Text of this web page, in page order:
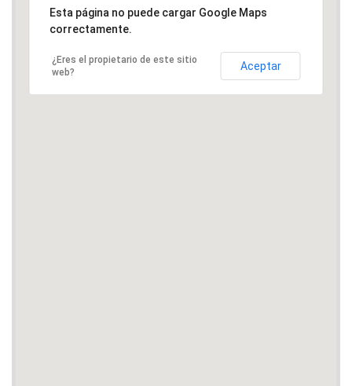
Esta página no puede cargar Google Maps
correctamente.
¿Eres el propietario de este sitio
web?
Aceptar